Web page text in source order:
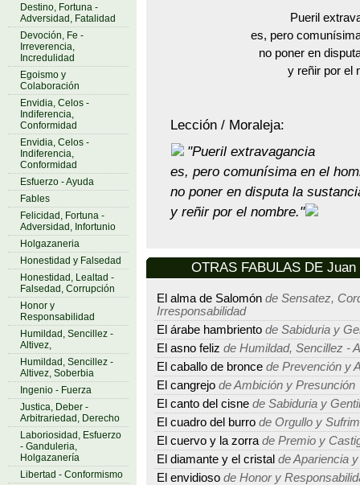
Destino, Fortuna -
Adversidad, Fatalidad
Devoción, Fe -
Irreverencia,
Incredulidad
Egoismo y
Colaboración
Envidia, Celos -
Indiferencia,
Conformidad
Envidia, Celos -
Indiferencia,
Conformidad
Esfuerzo - Ayuda
Fables
Felicidad, Fortuna -
Adversidad, Infortunio
Holgazaneria
Honestidad y Falsedad
Honestidad, Lealtad -
Falsedad, Corrupción
Honor y
Responsabilidad
Humildad, Sencillez -
Altivez,
Humildad, Sencillez -
Altivez, Soberbia
Ingenio - Fuerza
Justica, Deber -
Arbitrariedad, Derecho
Laboriosidad, Esfuerzo
- Ganduleria,
Holgazanería
Libertad - Conformismo
Pueril
es, pero
no poner en
y reñir por el
Lección / Moraleja:
"Pueril extravagancia
es, pero comunísima en el
no poner en disputa la
y reñir por el nombre."
OTRAS FABULAS DE
El alma de Salomón de Sensatez,
Irresponsabilidad
El árabe hambriento de Sabiduria y
El asno feliz de Humildad, Sencillez -
El caballo de bronce de Prevención y
El cangrejo de Ambición y Presunción
El canto del cisne de Sabiduria y
El cuadro del burro de Orgullo y
El cuervo y la zorra de Premio y
El diamante y el cristal de Apariencia
El envidioso de Honor y